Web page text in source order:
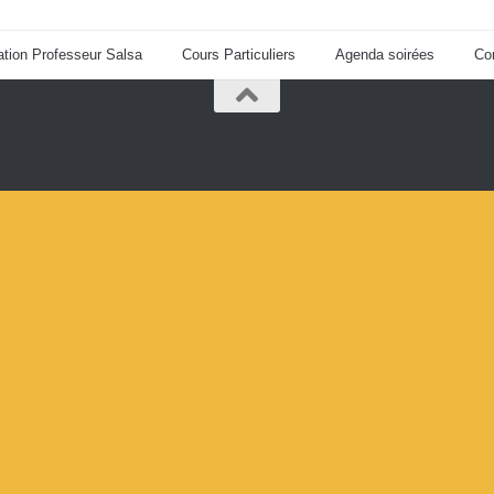
Professeur Salsa Cours Particuliers Agenda soirées